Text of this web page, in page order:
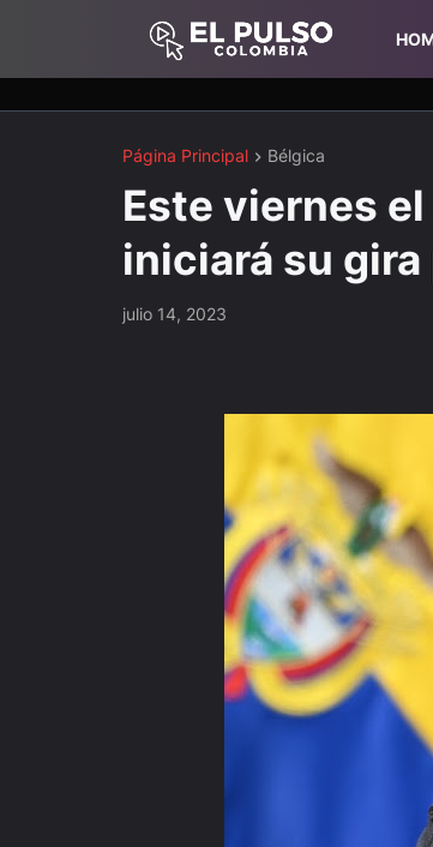
Página Principal Bélgica
Este viernes
iniciará su
julio 14, 2023